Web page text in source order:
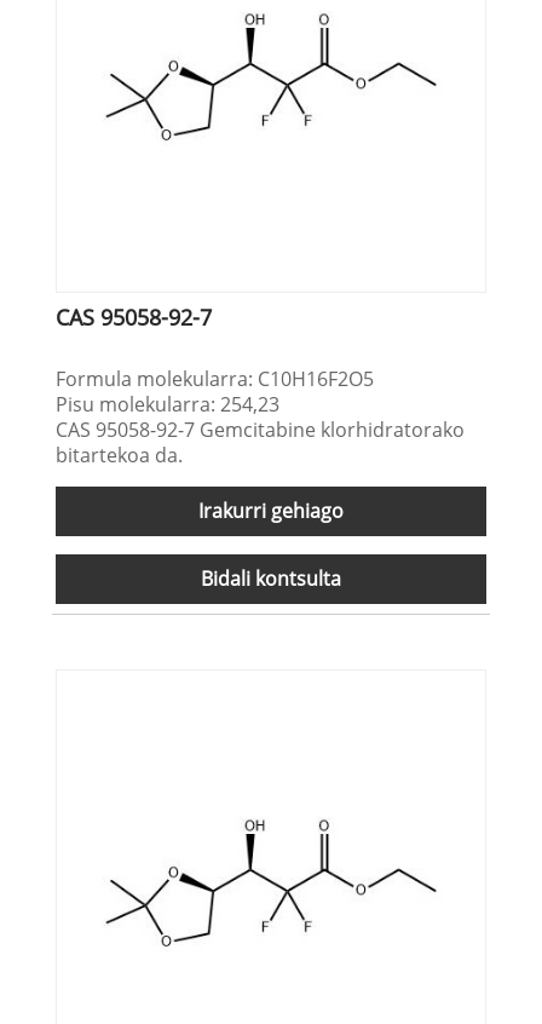
CAS 95058-92-7
Formula molekularra: C10H16F2O5
Pisu molekularra: 254,23
CAS 95058-92-7 Gemcitabine klorhidratorako
bitartekoa da.
Irakurri gehiago
Bidali kontsulta